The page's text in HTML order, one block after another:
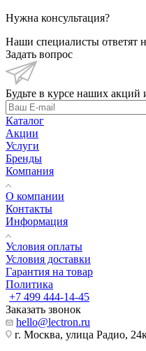
Нужна консультация?
Наши специалисты ответят
Задать вопрос
Будьте в курсе наших акций
Каталог
Акции
Услуги
Бренды
Компания
О компании
Контакты
Информация
Условия оплаты
Условия доставки
Гарантия на товар
Политика
+7 499 444-14-45
Заказать звонок
hello@lectron.ru
г. Москва, улица Радио,